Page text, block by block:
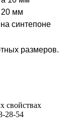
20 мм
синтепоне
размеров.
свойствах
28-54